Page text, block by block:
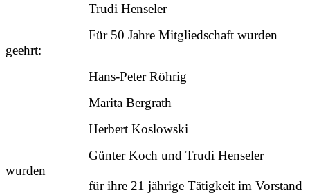
Trudi Henseler
Für 50 Jahre Mitgliedschaft wurden
geehrt:
Hans-Peter Röhrig
Marita Bergrath
Herbert Koslowski
Günter Koch und Trudi Henseler
wurden
für ihre 21 jährige Tätigkeit im Vorstand